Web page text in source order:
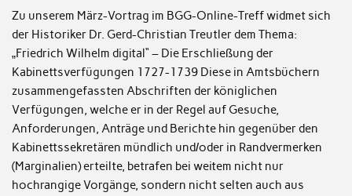
Zu unserem März-Vortrag im BGG-Online-Treff widmet sich
der Historiker Dr. Gerd-Christian Treutler dem Thema:
„Friedrich Wilhelm digital“ – Die Erschließung der
Kabinettsverfügungen 1727-1739 Diese in Amtsbüchern
zusammengefassten Abschriften der königlichen
Verfügungen, welche er in der Regel auf Gesuche,
Anforderungen, Anträge und Berichte hin gegenüber den
Kabinettssekretären mündlich und/oder in Randvermerken
(Marginalien) erteilte, betrafen bei weitem nicht nur
hochrangige Vorgänge, sondern nicht selten auch aus